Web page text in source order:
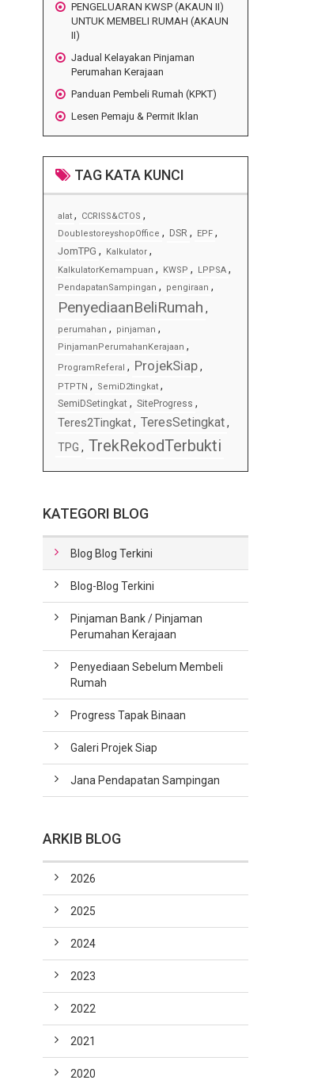
PENGELUARAN KWSP (AKAUN II)
UNTUK MEMBELI RUMAH (AKAUN
II)
Jadual Kelayakan Pinjaman
Perumahan Kerajaan
Panduan Pembeli Rumah (KPKT)
Lesen Pemaju & Permit Iklan
TAG KATA KUNCI
alat , CCRISS&CTOS ,
DoublestoreyshopOffice , DSR , EPF ,
JomTPG , Kalkulator ,
KalkulatorKemampuan , KWSP , LPPSA ,
PendapatanSampingan , pengiraan ,
PenyediaanBeliRumah ,
perumahan , pinjaman ,
PinjamanPerumahanKerajaan ,
ProgramReferal , ProjekSiap,
PTPTN , SemiD2tingkat ,
SemiDSetingkat , SiteProgress ,
Teres2Tingkat, TeresSetingkat,
TPG , TrekRekodTerbukti
KATEGORI BLOG
Blog Blog Terkini
Blog-Blog Terkini
Pinjaman Bank / Pinjaman
Perumahan Kerajaan
Penyediaan Sebelum Membeli
Rumah
Progress Tapak Binaan
Galeri Projek Siap
Jana Pendapatan Sampingan
ARKIB BLOG
2026
2025
2024
2023
2022
2021
2020